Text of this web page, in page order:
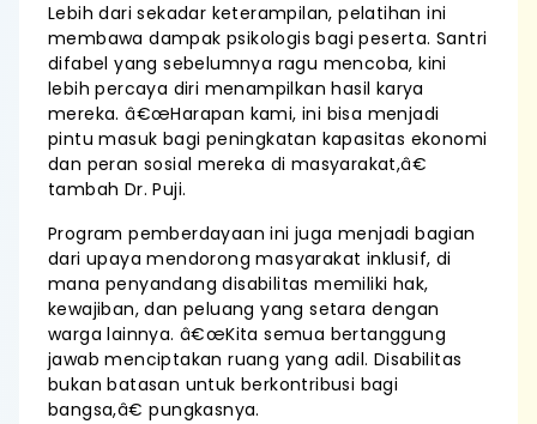
Lebih dari sekadar keterampilan, pelatihan ini
membawa dampak psikologis bagi peserta. Santri
difabel yang sebelumnya ragu mencoba, kini
lebih percaya diri menampilkan hasil karya
mereka. â€œHarapan kami, ini bisa menjadi
pintu masuk bagi peningkatan kapasitas ekonomi
dan peran sosial mereka di masyarakat,â€
tambah Dr. Puji.
Program pemberdayaan ini juga menjadi bagian
dari upaya mendorong masyarakat inklusif, di
mana penyandang disabilitas memiliki hak,
kewajiban, dan peluang yang setara dengan
warga lainnya. â€œKita semua bertanggung
jawab menciptakan ruang yang adil. Disabilitas
bukan batasan untuk berkontribusi bagi
bangsa,â€ pungkasnya.